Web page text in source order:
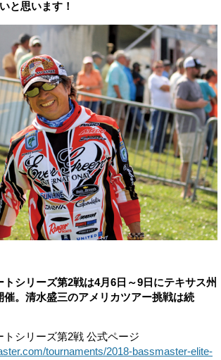
と思います！
シリーズ第2戦は4月6日～9日にテキサス州
催。清水盛三のアメリカツアー挑戦は続
シリーズ第2戦 公式ページ
tournaments/2018-bassmaster-elite-